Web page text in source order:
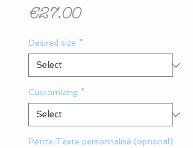
€27.00Price
Desired size *
Customizing *
Petite Texte personnalisé (optional)